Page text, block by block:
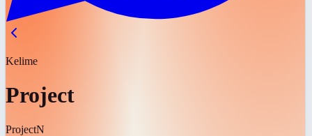
Kelime
Project
ProjectN